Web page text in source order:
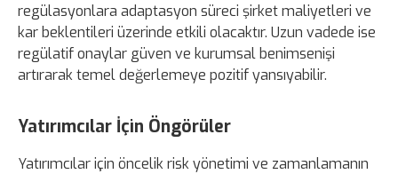
regülasyonlara adaptasyon süreci şirket maliyetleri ve
kar beklentileri üzerinde etkili olacaktır. Uzun vadede ise
regülatif onaylar güven ve kurumsal benimsenişi
artırarak temel değerlemeye pozitif yansıyabilir.
Yatırımcılar İçin Öngörüler
Yatırımcılar için öncelik risk yönetimi ve zamanlamanın